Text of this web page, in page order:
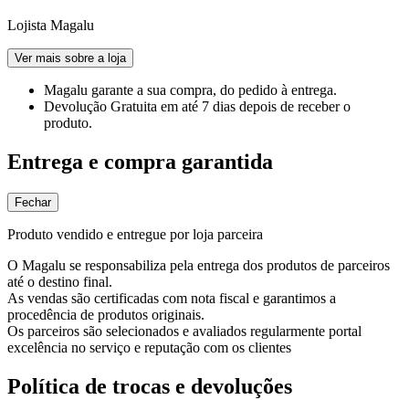
Lojista Magalu
Ver mais sobre a loja
Magalu garante a sua compra, do pedido à entrega.
Devolução Gratuita em até 7 dias depois de receber o
produto.
Entrega e compra garantida
Fechar
Produto vendido e entregue por loja parceira
O Magalu se responsabiliza pela entrega dos produtos de parceiros
até o destino final.
As vendas são certificadas com nota fiscal e garantimos a
procedência de produtos originais.
Os parceiros são selecionados e avaliados regularmente portal
excelência no serviço e reputação com os clientes
Política de trocas e devoluções